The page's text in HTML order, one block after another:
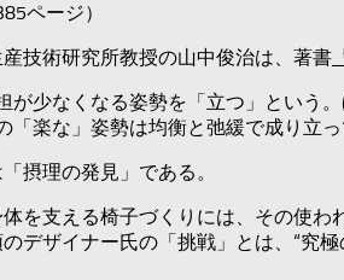
ページ）
技術研究所教授の山中俊治は、著書
が少なくなる姿勢を「立つ」という
楽な」姿勢は均衡と弛緩で成り立っ
摂理の発見」である。
を支える椅子づくりには、その使
デザイナー氏の「挑戦」とは、“究